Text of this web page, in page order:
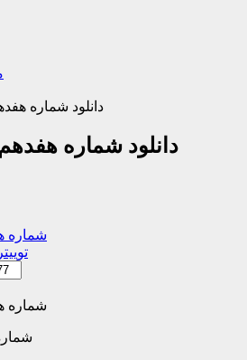
دانلود شماره
دانلود شماره هفدهم
توییتر